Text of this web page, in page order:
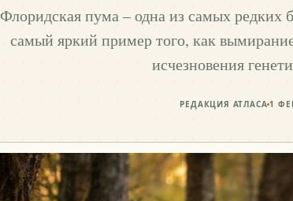
Флоридская пума – одна из самых
самый яркий пример того, как
исчезновения
РЕДАКЦИЯ АТЛАСА 1